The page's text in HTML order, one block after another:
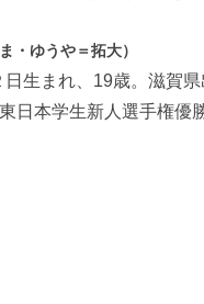
・ゆうや＝拓大）
生まれ、19歳。滋賀県
日本学生新人選手権優